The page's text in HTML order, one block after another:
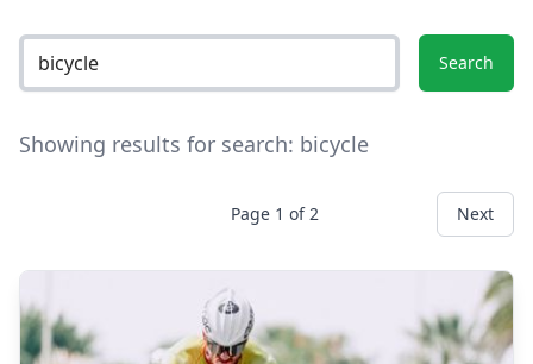
Search
Showing results for search: bicycle
Page 1 of2 Next